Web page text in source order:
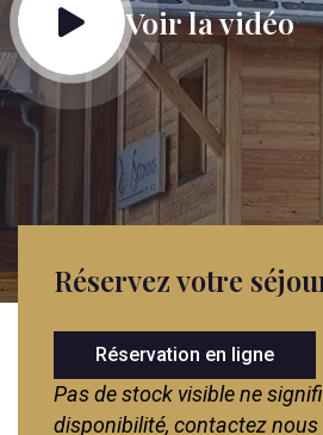
Voir la vidéo
Réservez votre
Réservation en ligne
Pas de stock visible ne
disponibilité, contactez nous